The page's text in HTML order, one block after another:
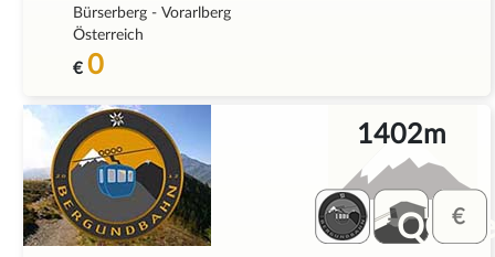
Bürserberg- Vorarlberg
Österreich
€ 0
1402m